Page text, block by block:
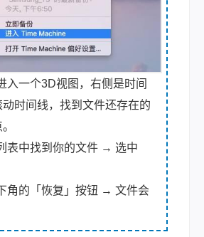
入一个3D视图，右侧是时间
时间线，找到文件还存在的
表中找到你的文件 → 选中
角的「恢复」按钮 → 文件会